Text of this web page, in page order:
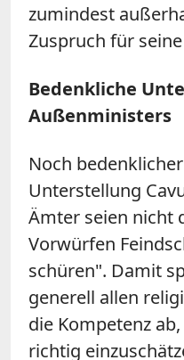
zumindest
Zuspruch für
Bedenkliche
Außenministers
Noch
Unterstellung
Ämter seien nicht
Vorwürfen
schüren". Damit
generell allen
die Kompetenz
richtig